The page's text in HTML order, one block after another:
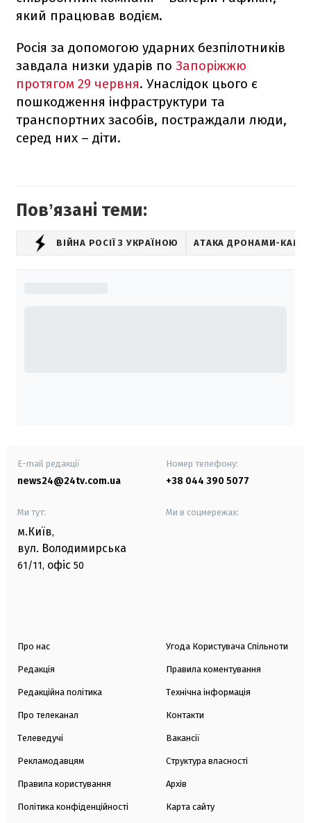
який працював водієм.
Росія за допомогою ударних безпілотників
завдала низки ударів по Запоріжжю
протягом 29 червня. Унаслідок цього є
пошкодження інфраструктури та
транспортних засобів, постраждали люди,
серед них – діти.
Повʼязані теми:
ВІЙНА РОСІЇ З УКРАЇНОЮ АТАКА ДРОНАМИ-
E-mail редакції
news24@24tv.com.ua
Номер телефону:
+38 044 390 5077
Ми тут:
м.Київ,
вул. Володимирська
61/11, офіс 50
Ми в соцмережах:
Про нас
Редакція
Редакційна політика
Про телеканал
Телеведучі
Рекламодавцям
Правила користування
Політика конфіденційності
Угода Користувача Спільноти
Правила коментування
Технічна інформація
Контакти
Вакансії
Структура власності
Архів
Карта сайту